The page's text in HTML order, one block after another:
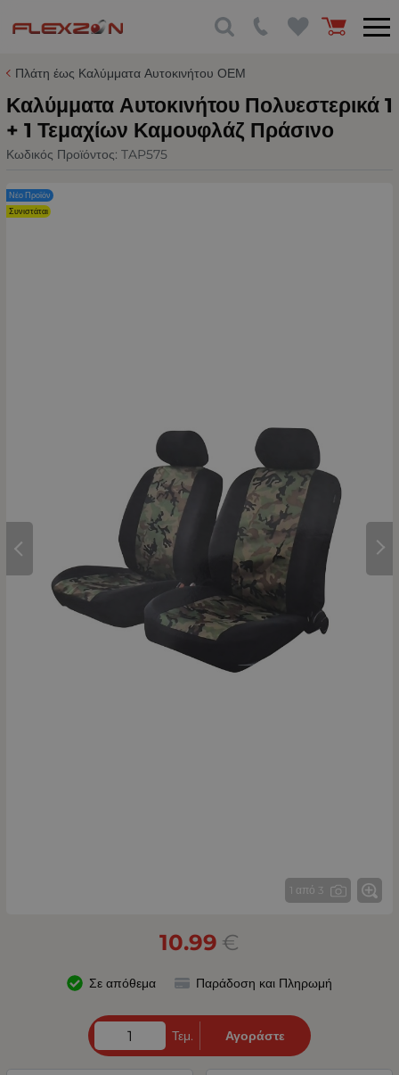
Πλάτη έως Καλύμματα Αυτοκινήτου ΟΕΜ
Καλύμματα Αυτοκινήτου Πολυεστερικά 1
+ 1 Τεμαχίων Καμουφλάζ Πράσινο
Κωδικός Προϊόντος: TAP575
1 από 3
Νέο Προϊόν
Συνιστάται
10.99 €
Σε απόθεμα Παράδοση και Πληρωμή
Τεμ. Αγοράστε